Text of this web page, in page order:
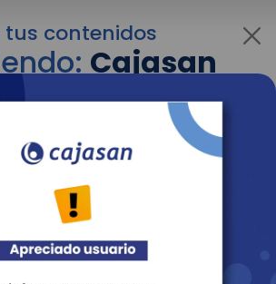
tus contenidos
Cajasan
contenido de tu interés más
utilizar el menú